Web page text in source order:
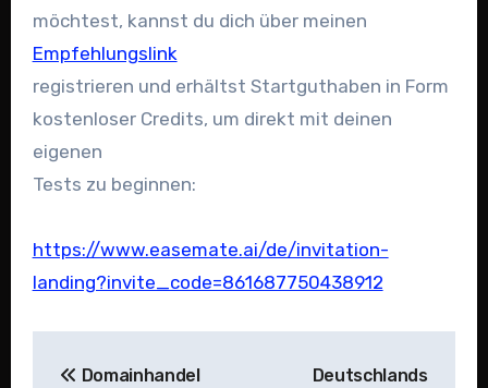
möchtest, kannst du dich über meinen
Empfehlungslink
registrieren und erhältst Startguthaben in Form
kostenloser Credits, um direkt mit deinen
eigenen
Tests zu beginnen:
https://www.easemate.ai/de/invitation-
landing?invite_code=861687750438912
Domainhandel
Deutschlands